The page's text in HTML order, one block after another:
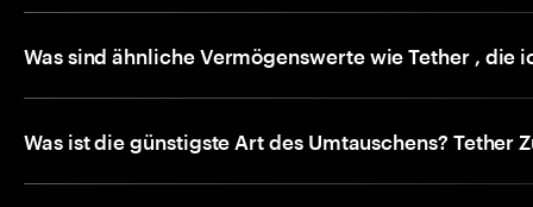
Was sind ähnliche Vermögenswerte wie Tether , die
Was ist die günstigste Art des Umtauschens? Tether